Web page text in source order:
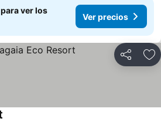
ver los
Ver precios
Compartir